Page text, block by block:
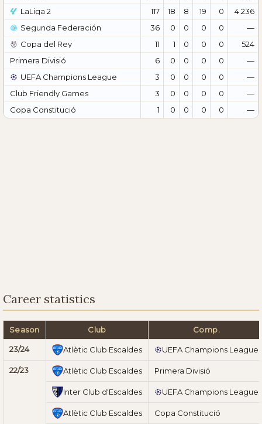
LaLiga 2
117 18 8 19 0
4.236
Segunda Federación
36 0 0 0 0
—
Copa del Rey
11 1 0 0 0
524
Primera Divisió
6 0 0 0 0
—
UEFA Champions League
3 0 0 0 0
—
Club Friendly Games
3 0 0 0 0
—
Copa Constitució
1 0 0 0 0 —
Career statistics
Season Club Comp.
23/24 Atlètic Club Escaldes UEFA Champions League
22/23 Atlètic Club Escaldes Primera Divisió
Inter Club d'Escaldes UEFA Champions League
Atlètic Club Escaldes Copa Constitució